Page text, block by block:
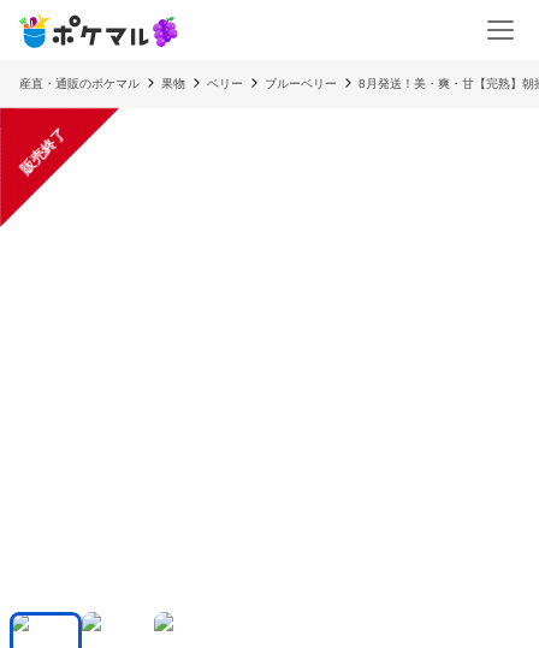
産直・通販のポケマル 果物 ベリー ブルーベリー 8月発送！美・爽・甘【完熟】朝
販売終了